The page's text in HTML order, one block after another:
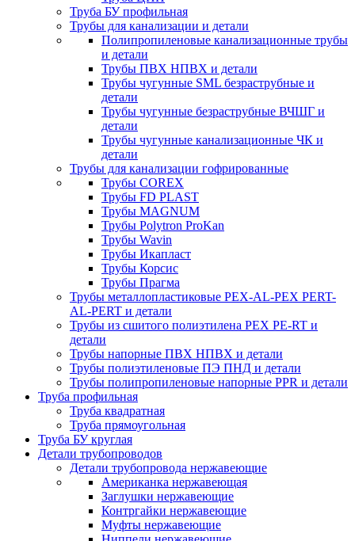
Труба БУ профильная
Трубы для канализации и детали
Полипропиленовые канализационные трубы
и детали
Трубы ПВХ НПВХ и детали
Трубы чугунные SML безраструбные и
детали
Трубы чугунные безраструбные ВЧШГ и
детали
Трубы чугунные канализационные ЧК и
детали
Трубы для канализации гофрированные
Трубы COREX
Трубы FD PLAST
Трубы MAGNUM
Трубы Polytron ProKan
Трубы Wavin
Трубы Икапласт
Трубы Корсис
Трубы Прагма
Трубы металлопластиковые PEX-AL-PEX PERT-
AL-PERT и детали
Трубы из сшитого полиэтилена PEX PE-RT и
детали
Трубы напорные ПВХ НПВХ и детали
Трубы полиэтиленовые ПЭ ПНД и детали
Трубы полипропиленовые напорные PPR и детали
Труба профильная
Труба квадратная
Труба прямоугольная
Труба БУ круглая
Детали трубопроводов
Детали трубопровода нержавеющие
Американка нержавеющая
Заглушки нержавеющие
Контргайки нержавеющие
Муфты нержавеющие